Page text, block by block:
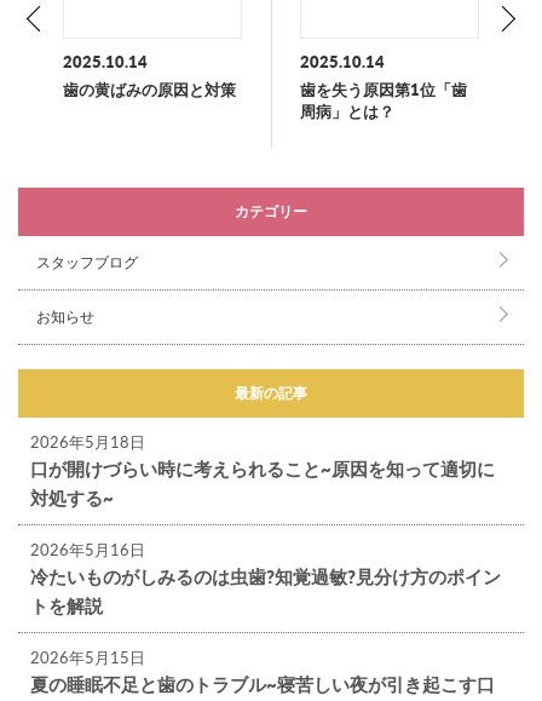
2025.10.14
歯の黄ばみの原因と対策
2025.10.14
歯を失う原因第1位「歯
周病」とは？
カテゴリー
スタッフブログ
お知らせ
最新の記事
2026年5月18日
口が開けづらい時に考えられること~原因を知って適切に
対処する~
2026年5月16日
冷たいものがしみるのは虫歯?知覚過敏?見分け方のポイン
トを解説
2026年5月15日
夏の睡眠不足と歯のトラブル~寝苦しい夜が引き起こす口